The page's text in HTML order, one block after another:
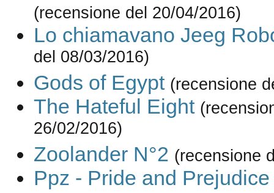
(recensione del 20/04/2016)
Lo chiamavano Jeeg
del 08/03/2016)
Gods of Egypt (recensione
The Hateful Eight
26/02/2016)
Zoolander N°2 (recensione
Ppz - Pride and